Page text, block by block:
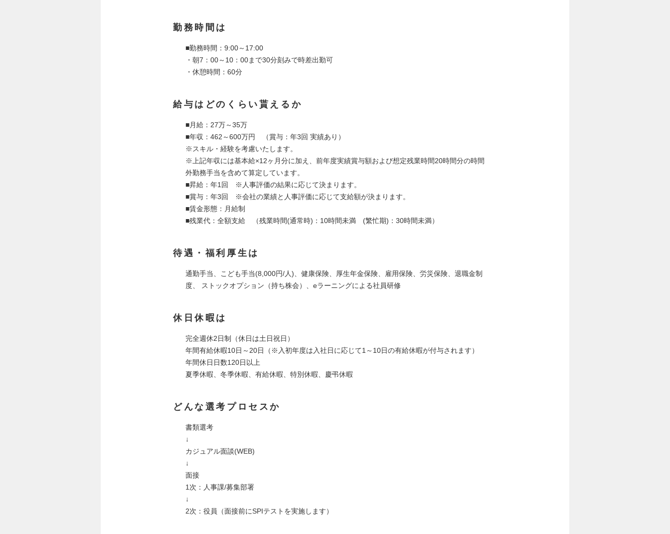
勤務時間は
■勤務時間：9:00～17:00
・朝7：00～10：00まで30分刻みで時差出勤可
・休憩時間：60分
給与はどのくらい貰えるか
■月給：27万～35万
■年収：462～600万円 （賞与：年3回 実績あり）
※スキル・経験を考慮いたします。
※上記年収には基本給×12ヶ月分に加え、前年度実績賞与額および想定残業時間20時間分の時間
外勤務手当を含めて算定しています。
■昇給：年1回 ※人事評価の結果に応じて決まります。
■賞与：年3回 ※会社の業績と人事評価に応じて支給額が決まります。
■賃金形態：月給制
■残業代：全額支給 （残業時間(通常時)：10時間未満 (繁忙期)：30時間未満）
待遇・福利厚生は
通勤手当、こども手当(8,000円/人)、健康保険、厚生年金保険、雇用保険、労災保険、退職金制
度、 ストックオプション（持ち株会）、eラーニングによる社員研修
休日休暇は
完全週休2日制（休日は土日祝日）
年間有給休暇10日～20日（※入初年度は入社日に応じて1～10日の有給休暇が付与されます）
年間休日日数120日以上
夏季休暇、冬季休暇、有給休暇、特別休暇、慶弔休暇
どんな選考プロセスか
書類選考
↓
カジュアル面談(WEB)
↓
面接
1次：人事課/募集部署
↓
2次：役員（面接前にSPIテストを実施します）